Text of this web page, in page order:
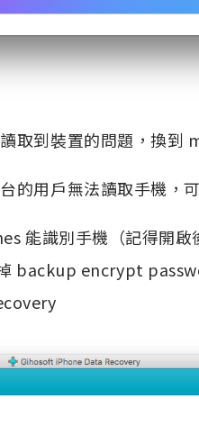
取到裝置的問題，換到
的用戶無法讀取手機，
能識別手機（記得開
backup encrypt